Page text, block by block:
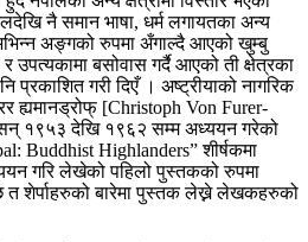
नै समान भाषा, धर्म लगायतका अन्य
अङ्गको रुपमा अँगाल्दै आएको खुम्बु
उपत्यकामा बसोवास गर्दै आएको ती क्षेत्रका
प्रकाशित गरी दिएँ । अष्ट्रीयाको नागरिक
ह्यमानड्रोफ् [Christoph Von Furer-
१९५३ देखि १९६२ सम्म अध्ययन गरेको
Buddhist Highlanders” शीर्षकमा
गरि लेखेको पहिलो पुस्तकको रुपमा
त शेर्पाहरुको बारेमा पुस्तक लेख्ने लेखकहरुको